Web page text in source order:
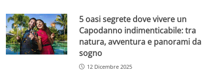
5 oasi segrete dove vivere un
Capodanno indimenticabile: tra
natura, avventura e panorami da
sogno
12 Dicembre 2025